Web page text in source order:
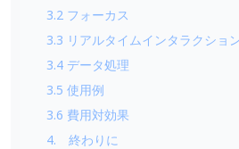
3.2 フォーカス
3.3 リアルタイムインタラクショ
3.4 データ処理
3.5 使用例
3.6 費用対効果
4. 終わりに